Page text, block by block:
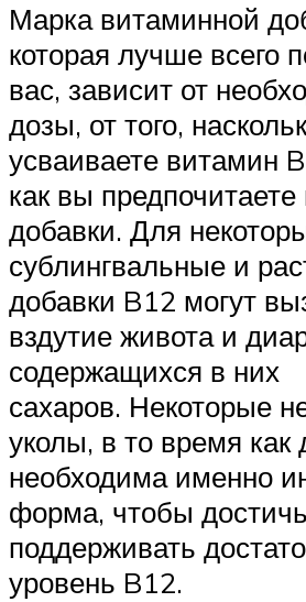
Марка витаминной
которая лучше всего
вас, зависит от
дозы, от того,
усваиваете витамин
как вы
добавки. Для
сублингвальные и
добавки B12 могут
вздутие живота и
содержащихся в них
сахаров. Некоторые
уколы, в то время как
необходима именно
форма, чтобы
поддерживать
уровень B12.